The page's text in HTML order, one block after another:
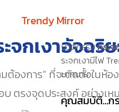
Trendy Mirror
จกเงาอัจฉริย
งการ” ที่จะติดตั้งในห้อ
บ ตรงจุดประสงค์ อย่างเห
นวัตกรรมกระ
ระจกเงามีไฟ
มากมาย
คุณสมบัติ...กร